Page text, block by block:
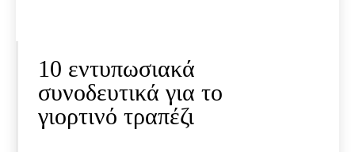
10 εντυπωσιακά
συνοδευτικά για το
γιορτινό τραπέζι